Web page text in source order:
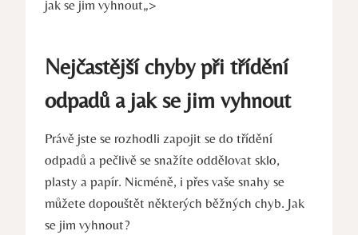
jak se jim vyhnout„>
Nejčastější chyby při třídění
odpadů a jak se⁣ jim vyhnout
Právě jste se rozhodli ‌zapojit se do třídění
odpadů a pečlivě se snažíte oddělovat sklo,⁤
plasty ⁣a papír. Nicméně, i⁣ přes vaše snahy se
můžete dopouštět některých běžných chyb.⁣ Jak
se jim vyhnout?